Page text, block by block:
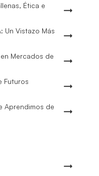
Ética e
Un Vistazo Más
Mercados de
Futuros
Aprendimos de